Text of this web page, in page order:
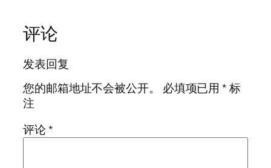
评论
发表回复
您的邮箱地址不会被公开。
必填项已用*标
注
评论*